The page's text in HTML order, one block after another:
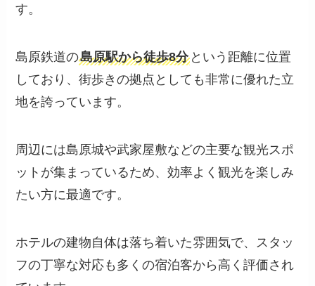
す。
島原鉄道の島原駅から徒歩8分 という距離に位置
しており、街歩きの拠点としても非常に優れた立
地を誇っています。
周辺には島原城や武家屋敷などの主要な観光スポ
ットが集まっているため、効率よく観光を楽しみ
たい方に最適です。
ホテルの建物自体は落ち着いた雰囲気で、スタッ
フの丁寧な対応も多くの宿泊客から高く評価され